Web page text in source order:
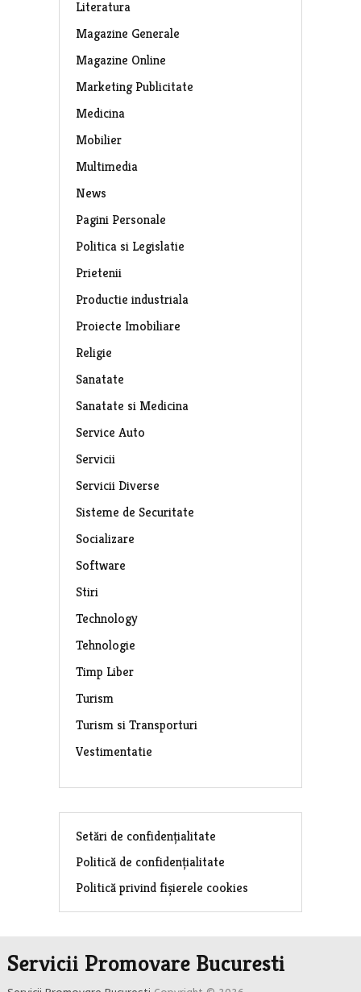
Literatura
Magazine Generale
Magazine Online
Marketing Publicitate
Medicina
Mobilier
Multimedia
News
Pagini Personale
Politica si Legislatie
Prietenii
Productie industriala
Proiecte Imobiliare
Religie
Sanatate
Sanatate si Medicina
Service Auto
Servicii
Servicii Diverse
Sisteme de Securitate
Socializare
Software
Stiri
Technology
Tehnologie
Timp Liber
Turism
Turism si Transporturi
Vestimentatie
Setări de confidențialitate
Politică de confidențialitate
Politică privind fișierele cookies
Servicii Promovare Bucuresti